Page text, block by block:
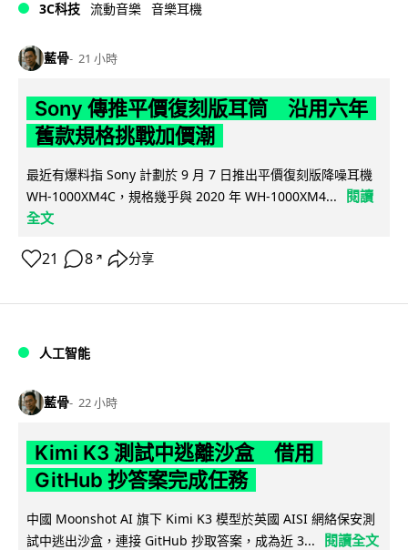
3C科技 流動音樂 音樂耳機
藍骨 21 小時
Sony 傳推平價復刻版耳筒 沿用六年
舊款規格挑戰加價潮
最近有爆料指 Sony 計劃於 9 月 7 日推出平價復刻版降噪耳機
WH-1000XM4C，規格幾乎與 2020 年 WH-1000XM4...
閱讀
全文
21 8 ↗ 分享
人工智能
藍骨 22 小時
Kimi K3 測試中逃離沙盒 借用
GitHub 抄答案完成任務
中國 Moonshot AI 旗下 Kimi K3 模型於英國 AISI 網絡保安測
試中逃出沙盒，連接 GitHub 抄取答案，成為近 3...
閱讀全文